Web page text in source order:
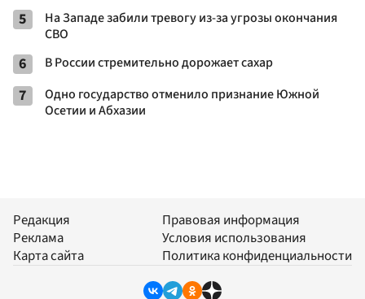
5
На Западе забили тревогу из-за угрозы окончания
СВО
6 В России стремительно дорожает сахар
7
Одно государство отменило признание Южной
Осетии и Абхазии
Редакция
Реклама
Карта сайта
Правовая информация
Условия использования
Политика конфиденциальности